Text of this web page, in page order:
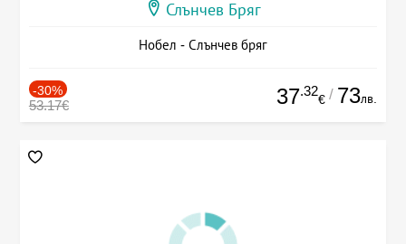
Слънчев Бряг
Нобел - Слънчев бряг
-30%
53.17€ 37.32
€ / 73лв.